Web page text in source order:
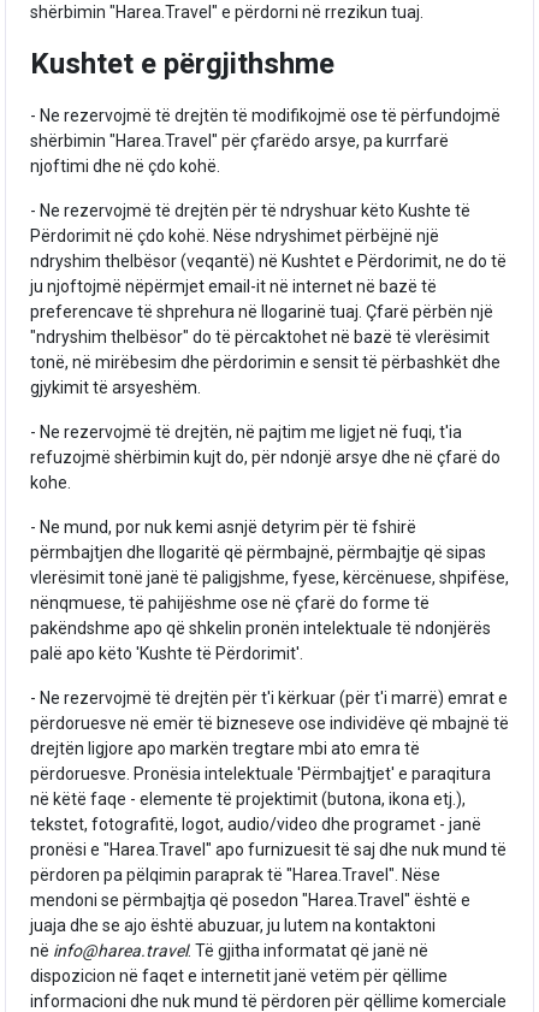
shërbimin "Harea.Travel" e përdorni në rrezikun tuaj.
Kushtet e përgjithshme
- Ne rezervojmë të drejtën të modifikojmë ose të përfundojmë
shërbimin "Harea.Travel" për çfarëdo arsye, pa kurrfarë
njoftimi dhe në çdo kohë.
- Ne rezervojmë të drejtën për të ndryshuar këto Kushte të
Përdorimit në çdo kohë. Nëse ndryshimet përbëjnë një
ndryshim thelbësor (veqantë) në Kushtet e Përdorimit, ne do të
ju njoftojmë nëpërmjet email-it në internet në bazë të
preferencave të shprehura në llogarinë tuaj. Çfarë përbën një
"ndryshim thelbësor" do të përcaktohet në bazë të vlerësimit
tonë, në mirëbesim dhe përdorimin e sensit të përbashkët dhe
gjykimit të arsyeshëm.
- Ne rezervojmë të drejtën, në pajtim me ligjet në fuqi, t'ia
refuzojmë shërbimin kujt do, për ndonjë arsye dhe në çfarë do
kohe.
- Ne mund, por nuk kemi asnjë detyrim për të fshirë
përmbajtjen dhe llogaritë që përmbajnë, përmbajtje që sipas
vlerësimit tonë janë të paligjshme, fyese, kërcënuese, shpifëse,
nënqmuese, të pahijëshme ose në çfarë do forme të
pakëndshme apo që shkelin pronën intelektuale të ndonjërës
palë apo këto 'Kushte të Përdorimit'.
- Ne rezervojmë të drejtën për t'i kërkuar (për t'i marrë) emrat e
përdoruesve në emër të bizneseve ose individëve që mbajnë të
drejtën ligjore apo markën tregtare mbi ato emra të
përdoruesve. Pronësia intelektuale 'Përmbajtjet' e paraqitura
në këtë faqe - elemente të projektimit (butona, ikona etj.),
tekstet, fotografitë, logot, audio/video dhe programet - janë
pronësi e "Harea.Travel" apo furnizuesit të saj dhe nuk mund të
përdoren pa pëlqimin paraprak të "Harea.Travel". Nëse
mendoni se përmbajtja që posedon "Harea.Travel" është e
juaja dhe se ajo është abuzuar, ju lutem na kontaktoni
në info@harea.travel. Të gjitha informatat që janë në
dispozicion në faqet e internetit janë vetëm për qëllime
informacioni dhe nuk mund të përdoren për qëllime komerciale